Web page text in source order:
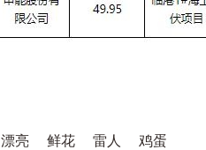
漂亮 鲜花 雷人 鸡蛋